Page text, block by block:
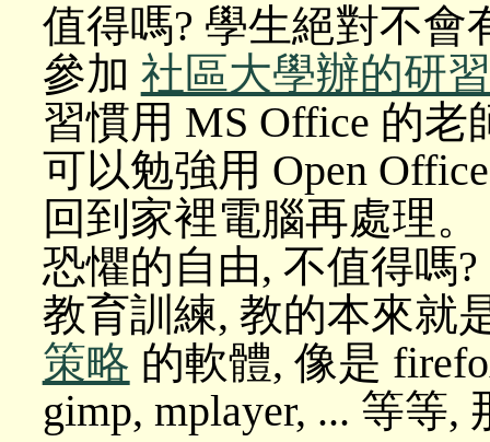
值得嗎? 學生絕對不會
參加 社區大學辦的研習
習慣用 MS Office 的
可以勉強用 Open
回到家裡電腦再處理
恐懼的自由, 不值得嗎
教育訓練, 教的本來就
策略 的軟體, 像是
gimp, mplayer, ... 等等